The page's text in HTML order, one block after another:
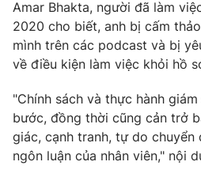
Hitech Công nghệ tương lai
Sản phẩm
Thị trường
Tư vấn
Giao lưu trực tuyến
Lịch phát sóng
Chuyên mục khác
Emagazine
Amar Bhakta, người đã làm
2020 cho biết, anh bị cấm
mình trên các podcast và bị
về điều kiện làm việc khỏi hồ
"Chính sách và thực hành
bước, đồng thời cũng cản trở
giác, cạnh tranh, tự do
ngôn luận của nhân viên," nội